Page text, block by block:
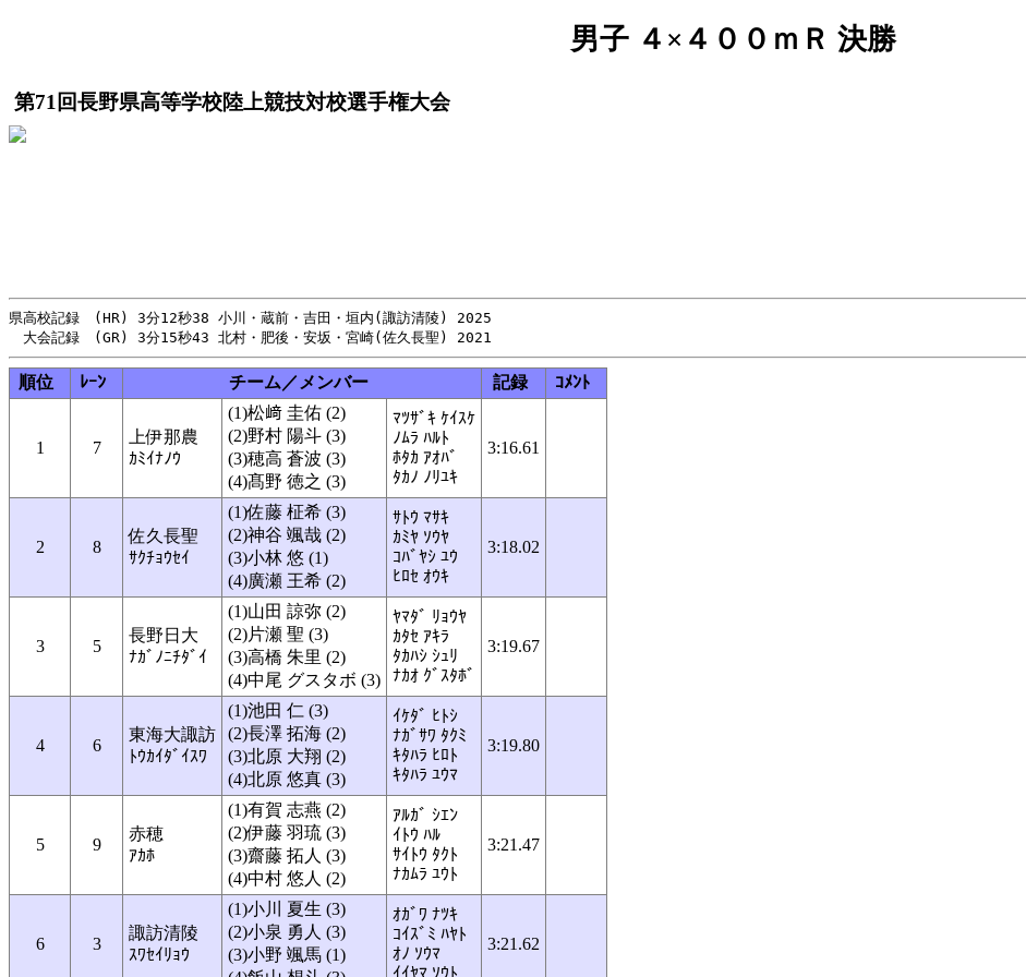
男子 ４×４００ｍＲ 決勝
第71回長野県高等学校陸上競技対校選手権大会
県高校記録　(HR) 3分12秒38 小川・蔵前・吉田・垣内(諏訪清陵) 2025
順位 ﾚｰﾝ チーム／メンバー 記録 ｺﾒﾝﾄ
1 7
上伊那農
ｶﾐｲﾅﾉｳ
(1)松﨑 圭佑 (2)
(2)野村 陽斗 (3)
(3)穂高 蒼波 (3)
(4)髙野 徳之 (3)
ﾏﾂｻﾞｷ ｹｲｽｹ
ﾉﾑﾗ ﾊﾙﾄ
ﾎﾀｶ ｱｵﾊﾞ
ﾀｶﾉ ﾉﾘﾕｷ
3:16.61
2 8
佐久長聖
ｻｸﾁｮｳｾｲ
(1)佐藤 柾希 (3)
(2)神谷 颯哉 (2)
(3)小林 悠 (1)
(4)廣瀬 王希 (2)
ｻﾄｳ ﾏｻｷ
ｶﾐﾔ ｿｳﾔ
ｺﾊﾞﾔｼ ﾕｳ
ﾋﾛｾ ｵｳｷ
3:18.02
3 5
長野日大
ﾅｶﾞﾉﾆﾁﾀﾞｲ
(1)山田 諒弥 (2)
(2)片瀬 聖 (3)
(3)高橋 朱里 (2)
(4)中尾 グスタボ (3)
ﾔﾏﾀﾞ ﾘｮｳﾔ
ｶﾀｾ ｱｷﾗ
ﾀｶﾊｼ ｼｭﾘ
ﾅｶｵ ｸﾞｽﾀﾎﾞ
3:19.67
4 6
東海大諏訪
ﾄｳｶｲﾀﾞｲｽﾜ
(1)池田 仁 (3)
(2)長澤 拓海 (2)
(3)北原 大翔 (2)
(4)北原 悠真 (3)
ｲｹﾀﾞ ﾋﾄｼ
ﾅｶﾞｻﾜ ﾀｸﾐ
ｷﾀﾊﾗ ﾋﾛﾄ
ｷﾀﾊﾗ ﾕｳﾏ
3:19.80
5 9
赤穂
ｱｶﾎ
(1)有賀 志燕 (2)
(2)伊藤 羽琉 (3)
(3)齋藤 拓人 (3)
(4)中村 悠人 (2)
ｱﾙｶﾞ ｼｴﾝ
ｲﾄｳ ﾊﾙ
ｻｲﾄｳ ﾀｸﾄ
ﾅｶﾑﾗ ﾕｳﾄ
3:21.47
6 3
諏訪清陵
ｽﾜｾｲﾘｮｳ
(1)小川 夏生 (3)
(2)小泉 勇人 (3)
(3)小野 颯馬 (1)
ｵｶﾞﾜ ﾅﾂｷ
ｺｲｽﾞﾐ ﾊﾔﾄ
ｵﾉ ｿｳﾏ
ｲｲﾔﾏ ｿｳﾄ
3:21.62